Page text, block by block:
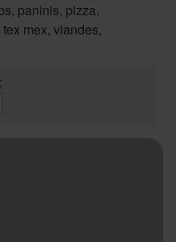
paninis, pizza,
mex, viandes,